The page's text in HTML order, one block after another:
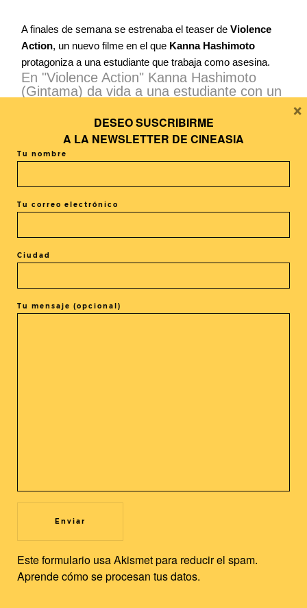
A finales de semana se estrenaba el teaser de Violence
Action, un nuevo filme en el que Kanna Hashimoto
protagoniza a una estudiante que trabaja como asesina.
En "Violence Action" Kanna Hashimoto
(Gintama) da vida a una estudiante con un
asesina a sueldo.
🎞️Estrena teaser:https://t.co/CFhU7BNJ1x
pic.twitter.com/MxlY3XUyTD
Newsletter
consideramos que acepta su uso. Puedes cambiar la
DESEO SUSCRIBIRME
A LA NEWSLETTER DE CINEASIA
Tu nombre
Tu correo electrónico
Ciudad
Tu mensaje (opcional)
Este formulario usa Akismet para reducir el spam.
Aprende cómo se procesan tus datos.
×